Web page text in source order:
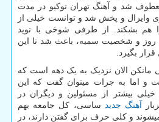
شد و آهنگ تهران توکیو در مدت
وایرال و پخش شد و توانست خیلی از
هم بشکند. از طرفی شوخی با نوید
روز و شخصیت سمیه، باعث شد تا این
بگیرد.
مانکن الان نزدیک به یک دهه است که
و اما به جرات میتوان گفت که این
بیشتر از مسئولین و دیگران در
آهنگ جدید ساسی، کل جامعه بهم
و کلی حرف برای گفتن دارند، در